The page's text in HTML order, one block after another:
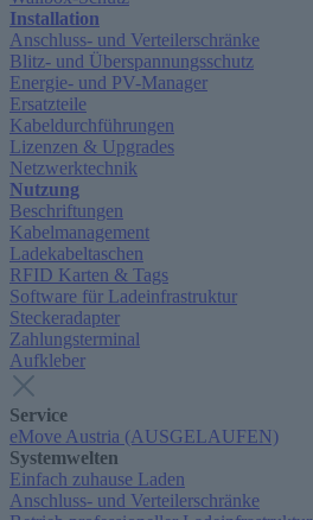
Installation
Anschluss- und Verteilerschränke
Blitz- und Überspannungsschutz
Energie- und PV-Manager
Ersatzteile
Kabeldurchführungen
Lizenzen & Upgrades
Netzwerktechnik
Nutzung
Beschriftungen
Kabelmanagement
Ladekabeltaschen
RFID Karten & Tags
Software für Ladeinfrastruktur
Steckeradapter
Zahlungsterminal
Aufkleber
Service
eMove Austria (AUSGELAUFEN)
Systemwelten
Einfach zuhause Laden
Anschluss- und Verteilerschränke